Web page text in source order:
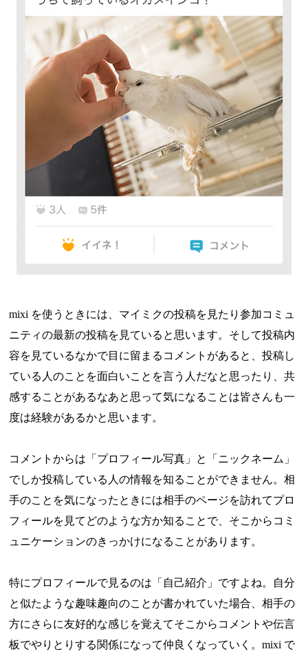
mixi を使うときには、マイミクの投稿を見たり参加コミュ
ニティの最新の投稿を見ていると思います。そして投稿内
容を見ているなかで目に留まるコメントがあると、投稿し
ている人のことを面白いことを言う人だなと思ったり、共
感することがあるなあと思って気になることは皆さんも一
度は経験があるかと思います。
コメントからは「プロフィール写真」と「ニックネーム」
でしか投稿している人の情報を知ることができません。相
手のことを気になったときには相手のページを訪れてプロ
フィールを見てどのような方か知ることで、そこからコミ
ュニケーションのきっかけになることがあります。
特にプロフィールで見るのは「自己紹介」ですよね。自分
と似たような趣味趣向のことが書かれていた場合、相手の
方にさらに友好的な感じを覚えてそこからコメントや伝言
板でやりとりする関係になって仲良くなっていく。mixi で